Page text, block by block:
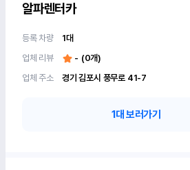
알파렌터카
등록 차량 1대
업체 리뷰
- (0개)
업체 주소
경기 김포시 풍무로 41-7
1대 보러가기